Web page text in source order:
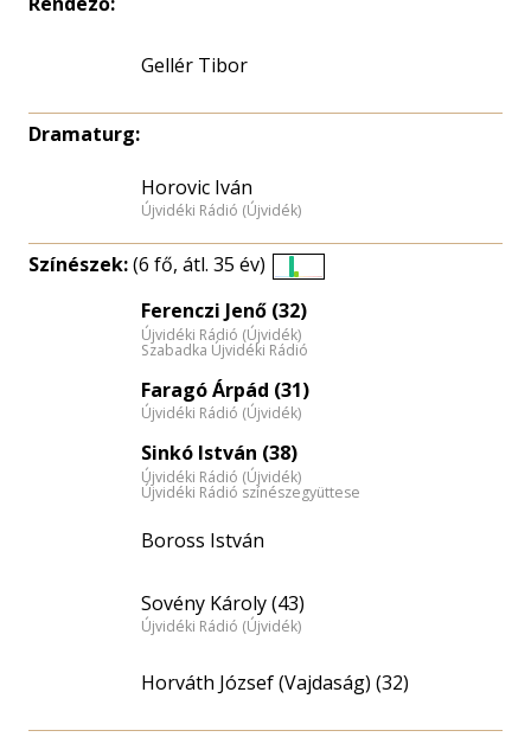
Gellér Tibor
Dramaturg:
Horovic Iván
Újvidéki Rádió (Újvidék)
Színészek:(6 fő, átl. 35 év)
eloszlás
nagyítása
Ferenczi Jenő (32)
Újvidéki Rádió (Újvidék)
Szabadka Újvidéki Rádió
Faragó Árpád (31)
Újvidéki Rádió (Újvidék)
Sinkó István (38)
Újvidéki Rádió (Újvidék)
Újvidéki Rádió színészegyüttese
Boross István
Sovény Károly (43)
Újvidéki Rádió (Újvidék)
Horváth József (Vajdaság) (32)